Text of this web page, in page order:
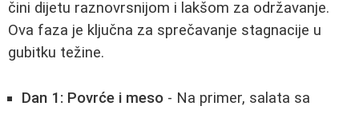
čini dijetu raznovrsnijom i lakšom za održavanje.
Ova faza je ključna za sprečavanje stagnacije u
gubitku težine.
Dan 1: Povrće i meso - Na primer, salata sa